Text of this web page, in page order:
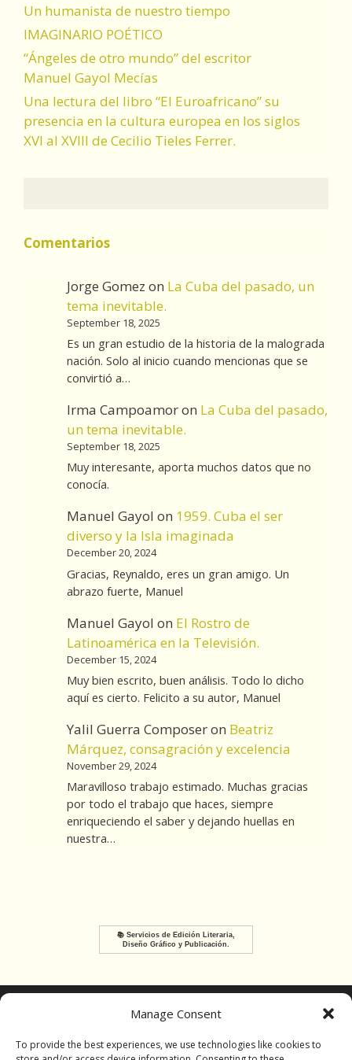
Manage Consent
To provide the best experiences, we use technologies like cookies to
Un humanista de nuestro tiempo
IMAGINARIO POÉTICO
“Ángeles de otro mundo” del escritor
Manuel Gayol Mecías
Una lectura del libro “El Euroafricano” su
presencia en la cultura europea en los siglos
XVI al XVIII de Cecilio Tieles Ferrer.
Comentarios
Jorge Gomez on La Cuba del pasado, un
tema inevitable.
September 18, 2025
Es un gran estudio de la historia de la malograda
nación. Solo al inicio cuando mencionas que se
convirtió a…
Irma Campoamoron La Cuba del pasado,
un tema inevitable.
September 18, 2025
Muy interesante, aporta muchos datos que no
conocía.
Manuel Gayol on 1959. Cuba el ser
diverso y la Isla imaginada
December 20, 2024
Gracias, Reynaldo, eres un gran amigo. Un
abrazo fuerte, Manuel
Manuel Gayol on El Rostro de
Latinoamérica en la Televisión.
December 15, 2024
Muy bien escrito, buen análisis. Todo lo dicho
aquí es cierto. Felicito a su autor, Manuel
Yalil Guerra Composeron Beatriz
Márquez, consagración y excelencia
November 29, 2024
Maravilloso trabajo estimado. Muchas gracias
por todo el trabajo que haces, siempre
enriqueciendo el saber y dejando huellas en
nuestra…
📚 Servicios de Edición Literaria,
Diseño Gráfico y Publicación.
Terms Cookie Policy
Opt-Out